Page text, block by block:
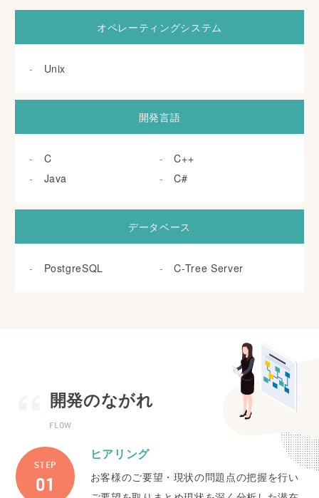
オペレーティングシステム
Unix
開発言語
C
C++
Java
C#
データベース
PostgreSQL C-Tree Server
開発のながれ
FLOW
STEP
ヒアリング
お客様のご要望・現状の問題点の把握を行い